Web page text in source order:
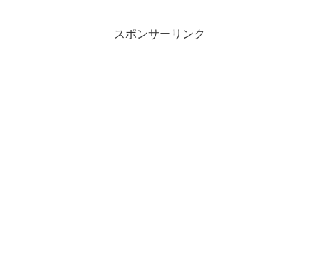
スポンサーリンク